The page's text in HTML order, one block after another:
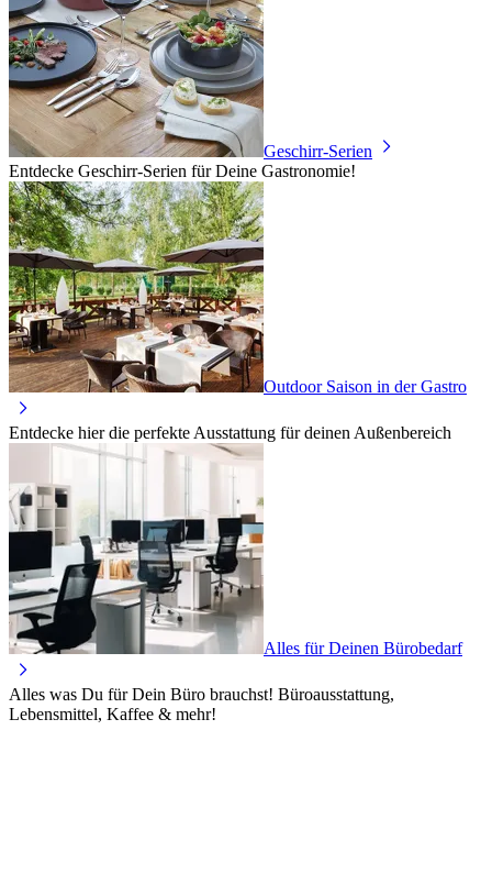
Geschirr-Serien
Entdecke Geschirr-Serien für Deine Gastronomie!
Outdoor Saison in der Gastro
Entdecke hier die perfekte Ausstattung für deinen Außenbereich
Alles für Deinen Bürobedarf
Alles was Du für Dein Büro brauchst! Büroausstattung,
Lebensmittel, Kaffee & mehr!